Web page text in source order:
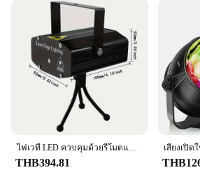
Performance and Property:
long lifespan
Parts and Accessories: Comes
lighting effects and settings
Typical Adaptive Scenario:
clubs, concerts, and festivals
Features:
**Unmatched Versatility and
The dj lights, designed for the
entertainment, are not just any
fixtures. Crafted from robust
ไฟเวที LED ควบคุมด้วยรีโมตแบบพกพาสำหรับงานคริสต์มาสปาร์ตี้และงานแต่งงานไฟเลเซอร์ไฟเครื่องฉายแสงดิสโก้
THB394.81